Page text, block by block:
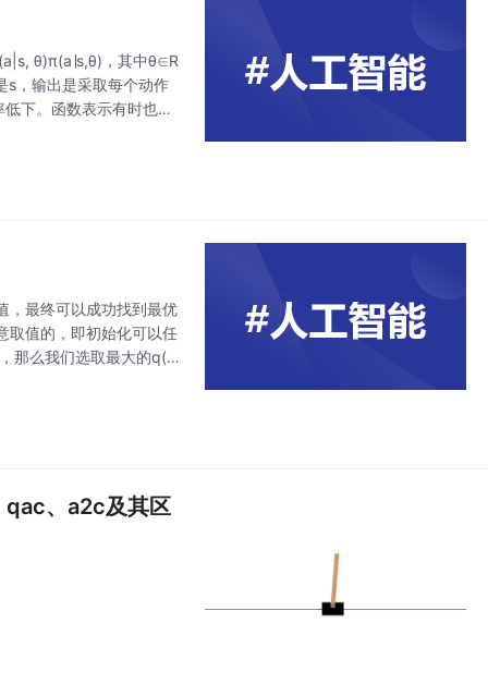
θ)π(a∣s,θ)，其中θ∈R
，输出是采取每个动作
下。函数表示有时也写
，最终可以成功找到最优
取值的，即初始化可以任
那么我们选取最大的q(v,
qac、a2c及其区